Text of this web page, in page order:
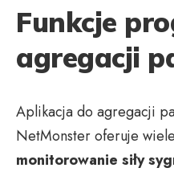
Funkcje
agregacji
Aplikacja do agregacji
NetMonster oferuje
monitorowanie siły